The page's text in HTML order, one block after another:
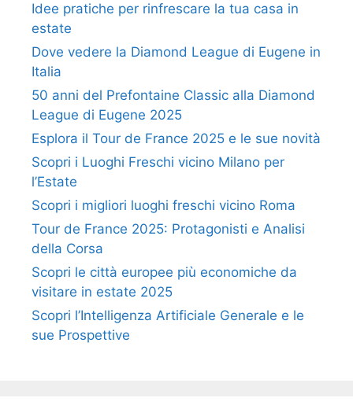
Idee pratiche per rinfrescare la tua casa in
estate
Dove vedere la Diamond League di Eugene in
Italia
50 anni del Prefontaine Classic alla Diamond
League di Eugene 2025
Esplora il Tour de France 2025 e le sue novità
Scopri i Luoghi Freschi vicino Milano per
l’Estate
Scopri i migliori luoghi freschi vicino Roma
Tour de France 2025: Protagonisti e Analisi
della Corsa
Scopri le città europee più economiche da
visitare in estate 2025
Scopri l’Intelligenza Artificiale Generale e le
sue Prospettive